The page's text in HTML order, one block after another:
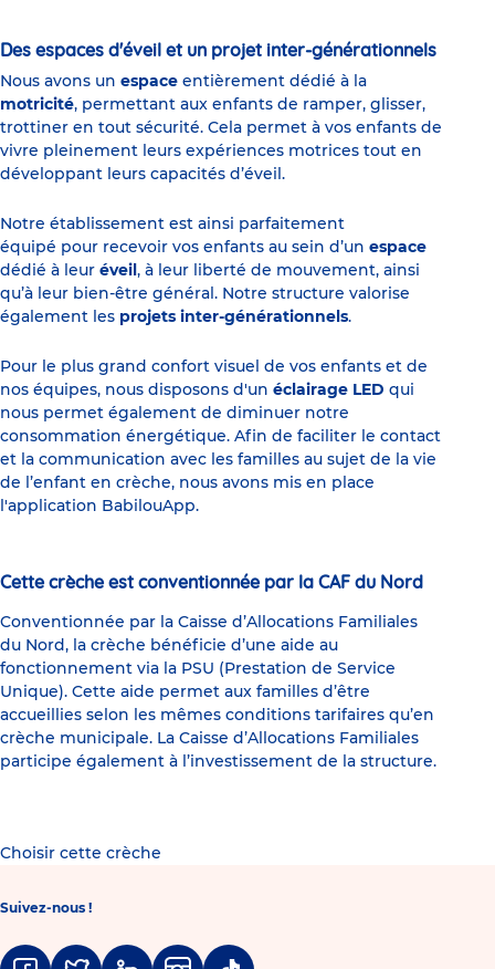
Des espaces d'éveil et un projet inter-générationnels
Nous avons un espace entièrement dédié à la
motricité, permettant aux enfants de ramper, glisser,
trottiner en tout sécurité. Cela permet à vos enfants de
vivre pleinement leurs expériences motrices tout en
développant leurs capacités d’éveil.
Notre établissement est ainsi parfaitement
équipé pour recevoir vos enfants au sein d’un espace
dédié à leur éveil, à leur liberté de mouvement, ainsi
qu’à leur bien-être général. Notre structure valorise
également les projets inter-générationnels.
Pour le plus grand confort visuel de vos enfants et de
nos équipes, nous disposons d'un éclairage LED qui
nous permet également de diminuer notre
consommation énergétique. Afin de faciliter le contact
et la communication avec les familles au sujet de la vie
de l’enfant en crèche, nous avons mis en place
l'application BabilouApp.
Cette crèche est conventionnée par la CAF du Nord
Conventionnée par la Caisse d’Allocations Familiales
du Nord, la crèche bénéficie d’une aide au
fonctionnement via la PSU (Prestation de Service
Unique). Cette aide permet aux familles d’être
accueillies selon les mêmes conditions tarifaires qu’en
crèche municipale. La Caisse d’Allocations Familiales
participe également à l’investissement de la structure.
Choisir cette crèche
Suivez-nous !